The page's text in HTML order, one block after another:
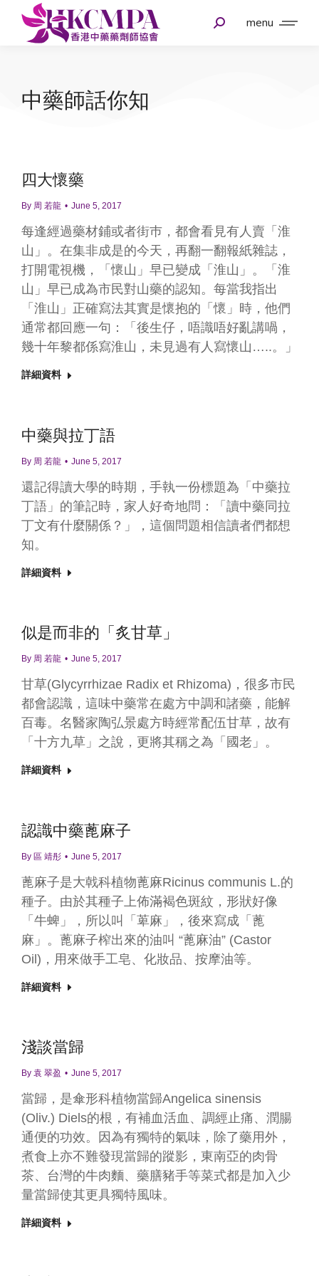
menu
中藥師話你知
四大懷藥
By 周 若龍 June 5, 2017
每逢經過藥材鋪或者街巿，都會看見有人賣「淮
山」。在集非成是的今天，再翻一翻報紙雜誌，
打開電視機，「懷山」早已變成「淮山」。「淮
山」早已成為市民對山藥的認知。每當我指出
「淮山」正確寫法其實是懷抱的「懷」時，他們
通常都回應一句：「後生仔，唔識唔好亂講喎，
幾十年黎都係寫淮山，未見過有人寫懷山…..。」
詳細資料
中藥與拉丁語
By 周 若龍 June 5, 2017
還記得讀大學的時期，手執一份標題為「中藥拉
丁語」的筆記時，家人好奇地問：「讀中藥同拉
丁文有什麼關係？」，這個問題相信讀者們都想
知。
詳細資料
似是而非的「炙甘草」
By 周 若龍 June 5, 2017
甘草(Glycyrrhizae Radix et Rhizoma)，很多市民
都會認識，這味中藥常在處方中調和諸藥，能解
百毒。名醫家陶弘景處方時經常配伍甘草，故有
「十方九草」之說，更將其稱之為「國老」。
詳細資料
認識中藥蓖麻子
By 區 靖彤 June 5, 2017
蓖麻子是大戟科植物蓖麻Ricinus communis L.的
種子。由於其種子上佈滿褐色斑紋，形狀好像
「牛蜱」，所以叫「萆麻」，後來寫成「蓖
麻」。蓖麻子榨出來的油叫 “蓖麻油” (Castor
Oil)，用來做手工皂、化妝品、按摩油等。
詳細資料
淺談當歸
By 袁 翠盈 June 5, 2017
當歸，是傘形科植物當歸Angelica sinensis
(Oliv.) Diels的根，有補血活血、調經止痛、潤腸
通便的功效。因為有獨特的氣味，除了藥用外，
煮食上亦不難發現當歸的蹤影，東南亞的肉骨
茶、台灣的牛肉麵、藥膳豬手等菜式都是加入少
量當歸使其更具獨特風味。
詳細資料